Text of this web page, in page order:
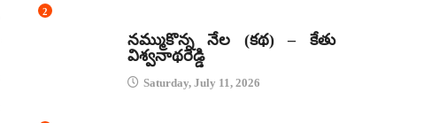
2
నమ్ముకొన్న నేల (కథ) – కేతు
విశ్వనాథరెడ్డి
Saturday, July 11, 2026